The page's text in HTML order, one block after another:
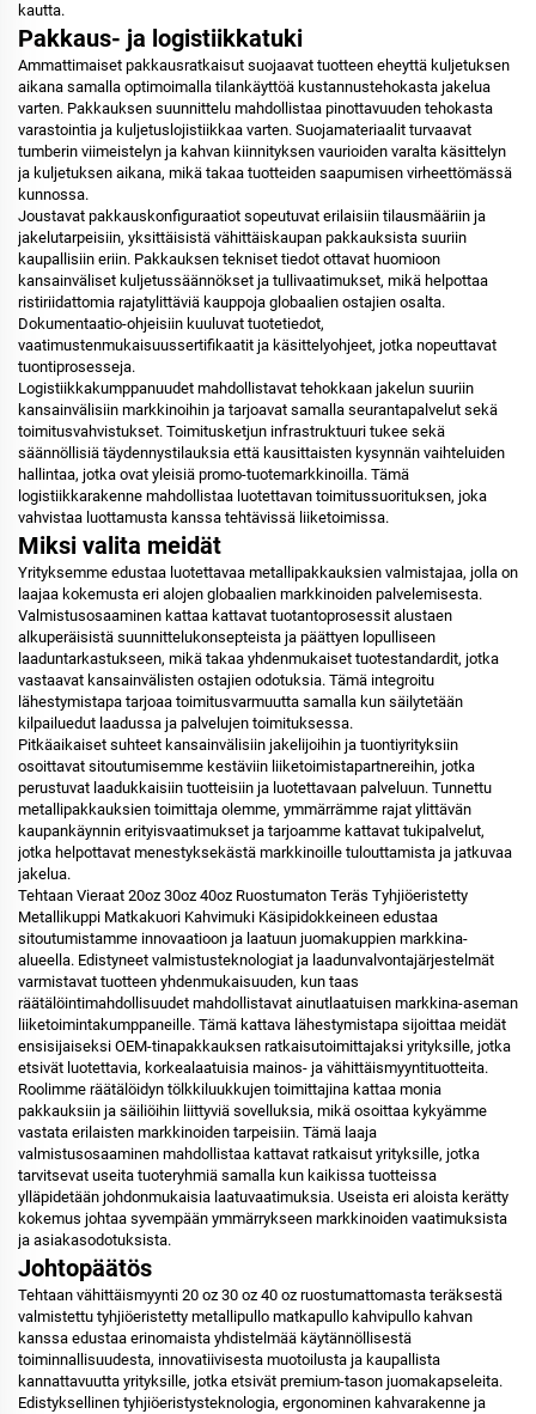
kautta.
Pakkaus- ja logistiikkatuki
Ammattimaiset pakkausratkaisut suojaavat tuotteen eheyttä kuljetuksen
aikana samalla optimoimalla tilankäyttöä kustannustehokasta jakelua
varten. Pakkauksen suunnittelu mahdollistaa pinottavuuden tehokasta
varastointia ja kuljetuslojistiikkaa varten. Suojamateriaalit turvaavat
tumberin viimeistelyn ja kahvan kiinnityksen vaurioiden varalta käsittelyn
ja kuljetuksen aikana, mikä takaa tuotteiden saapumisen virheettömässä
kunnossa.
Joustavat pakkauskonfiguraatiot sopeutuvat erilaisiin tilausmääriin ja
jakelutarpeisiin, yksittäisistä vähittäiskaupan pakkauksista suuriin
kaupallisiin eriin. Pakkauksen tekniset tiedot ottavat huomioon
kansainväliset kuljetussäännökset ja tullivaatimukset, mikä helpottaa
ristiriidattomia rajatylittäviä kauppoja globaalien ostajien osalta.
Dokumentaatio-ohjeisiin kuuluvat tuotetiedot,
vaatimustenmukaisuussertifikaatit ja käsittelyohjeet, jotka nopeuttavat
tuontiprosesseja.
Logistiikkakumppanuudet mahdollistavat tehokkaan jakelun suuriin
kansainvälisiin markkinoihin ja tarjoavat samalla seurantapalvelut sekä
toimitusvahvistukset. Toimitusketjun infrastruktuuri tukee sekä
säännöllisiä täydennystilauksia että kausittaisten kysynnän vaihteluiden
hallintaa, jotka ovat yleisiä promo-tuotemarkkinoilla. Tämä
logistiikkarakenne mahdollistaa luotettavan toimitussuorituksen, joka
vahvistaa luottamusta kanssa tehtävissä liiketoimissa.
Miksi valita meidät
Yrityksemme edustaa luotettavaa metallipakkauksien valmistajaa, jolla on
laajaa kokemusta eri alojen globaalien markkinoiden palvelemisesta.
Valmistusosaaminen kattaa kattavat tuotantoprosessit alustaen
alkuperäisistä suunnittelukonsepteista ja päättyen lopulliseen
laaduntarkastukseen, mikä takaa yhdenmukaiset tuotestandardit, jotka
vastaavat kansainvälisten ostajien odotuksia. Tämä integroitu
lähestymistapa tarjoaa toimitusvarmuutta samalla kun säilytetään
kilpailuedut laadussa ja palvelujen toimituksessa.
Pitkäaikaiset suhteet kansainvälisiin jakelijoihin ja tuontiyrityksiin
osoittavat sitoutumisemme kestäviin liiketoimistapartnereihin, jotka
perustuvat laadukkaisiin tuotteisiin ja luotettavaan palveluun. Tunnettu
metallipakkauksien toimittaja olemme, ymmärrämme rajat ylittävän
kaupankäynnin erityisvaatimukset ja tarjoamme kattavat tukipalvelut,
jotka helpottavat menestyksekästä markkinoille tulouttamista ja jatkuvaa
jakelua.
Tehtaan Vieraat 20oz 30oz 40oz Ruostumaton Teräs Tyhjiöeristetty
Metallikuppi Matkakuori Kahvimuki Käsipidokkeineen edustaa
sitoutumistamme innovaatioon ja laatuun juomakuppien markkina-
alueella. Edistyneet valmistusteknologiat ja laadunvalvontajärjestelmät
varmistavat tuotteen yhdenmukaisuuden, kun taas
räätälöintimahdollisuudet mahdollistavat ainutlaatuisen markkina-aseman
liiketoimintakumppaneille. Tämä kattava lähestymistapa sijoittaa meidät
ensisijaiseksi OEM-tinapakkauksen ratkaisutoimittajaksi yrityksille, jotka
etsivät luotettavia, korkealaatuisia mainos- ja vähittäismyyntituotteita.
Roolimme räätälöidyn tölkkiluukkujen toimittajina kattaa monia
pakkauksiin ja säiliöihin liittyviä sovelluksia, mikä osoittaa kykyämme
vastata erilaisten markkinoiden tarpeisiin. Tämä laaja
valmistusosaaminen mahdollistaa kattavat ratkaisut yrityksille, jotka
tarvitsevat useita tuoteryhmiä samalla kun kaikissa tuotteissa
ylläpidetään johdonmukaisia laatuvaatimuksia. Useista eri aloista kerätty
kokemus johtaa syvempään ymmärrykseen markkinoiden vaatimuksista
ja asiakasodotuksista.
Johtopäätös
Tehtaan vähittäismyynti 20 oz 30 oz 40 oz ruostumattomasta teräksestä
valmistettu tyhjiöeristetty metallipullo matkapullo kahvipullo kahvan
kanssa edustaa erinomaista yhdistelmää käytännöllisestä
toiminnallisuudesta, innovatiivisesta muotoilusta ja kaupallista
kannattavuutta yrityksille, jotka etsivät premium-tason juomakapseleita.
Edistyksellinen tyhjiöeristysteknologia, ergonominen kahvarakenne ja